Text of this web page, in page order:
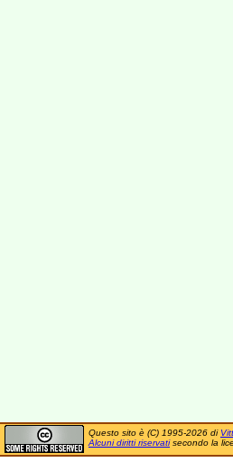
Questo sito è (C) 1995-2026 di
Alcuni diritti riservatisecondo la